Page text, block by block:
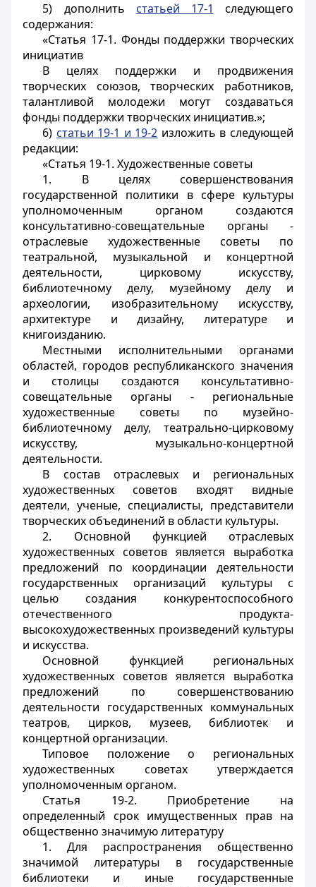
5) дополнить статьей 17-1
следующего
содержания:
«Статья 17-1. Фонды поддержки творческих
инициатив
В целях поддержки и продвижения
творческих союзов, творческих работников,
талантливой молодежи могут создаваться
фонды поддержки творческих инициатив.»;
6) статьи 19-1 и 19-2 изложить в следующей
редакции:
«Статья 19-1. Художественные советы
1. В целях совершенствования
государственной политики в сфере культуры
уполномоченным органом создаются
консультативно-совещательные органы -
отраслевые художественные советы по
театральной, музыкальной и концертной
деятельности, цирковому искусству,
библиотечному делу, музейному делу и
археологии, изобразительному искусству,
архитектуре и дизайну, литературе и
книгоизданию.
Местными исполнительными органами
областей, городов республиканского значения
и столицы создаются консультативно-
совещательные органы - региональные
художественные советы по музейно-
библиотечному делу, театрально-цирковому
искусству, музыкально-концертной
деятельности.
В состав отраслевых и региональных
художественных советов входят видные
деятели, ученые, специалисты, представители
творческих объединений в области культуры.
2. Основной функцией отраслевых
художественных советов является выработка
предложений по координации деятельности
государственных организаций культуры с
целью создания конкурентоспособного
отечественного продукта-
высокохудожественных произведений культуры
и искусства.
Основной функцией региональных
художественных советов является выработка
предложений по совершенствованию
деятельности государственных коммунальных
театров, цирков, музеев, библиотек и
концертной организации.
Типовое положение о региональных
художественных советах утверждается
уполномоченным органом.
Статья 19-2. Приобретение на
определенный срок имущественных прав на
общественно значимую литературу
1. Для распространения общественно
значимой литературы в государственные
библиотеки и иные государственные